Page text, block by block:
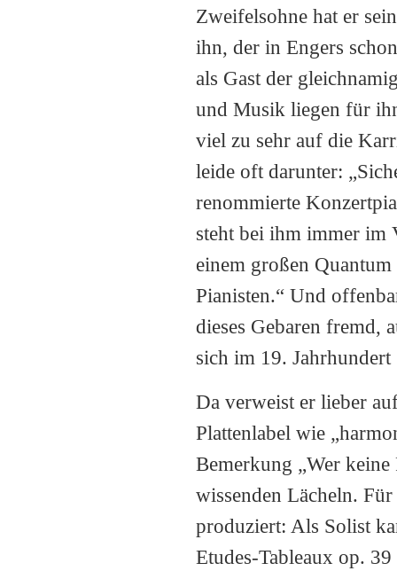
Zweifelsohne hat er
ihn, der in Engers
als Gast der
und Musik liegen für
viel zu sehr auf die
leide oft darunter:
renommierte
steht bei ihm immer im
einem großen
Pianisten.“ Und
dieses Gebaren fremd,
sich im 19.
Da verweist er lieber
Plattenlabel wie
Bemerkung „Wer
wissenden Lächeln.
produziert: Als Solist
Etudes-Tableaux op.